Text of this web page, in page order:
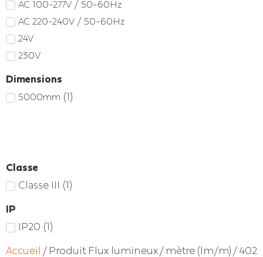
AC 100-277V / 50-60Hz
AC 220-240V / 50-60Hz
24V
230V
Dimensions
5000mm (1)
Classe
Classe III (1)
IP
IP20 (1)
Accueil / Produit Flux lumineux / mètre (lm/m) / 402